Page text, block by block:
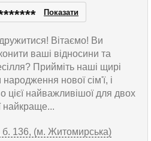
****** Показати
Вітаємо! Ви
ваші відносини та
Прийміть наші щирі
нової сім'ї, і
цієї найважливішої для двох
найкраще...
б. 136, (м. Житомирська)